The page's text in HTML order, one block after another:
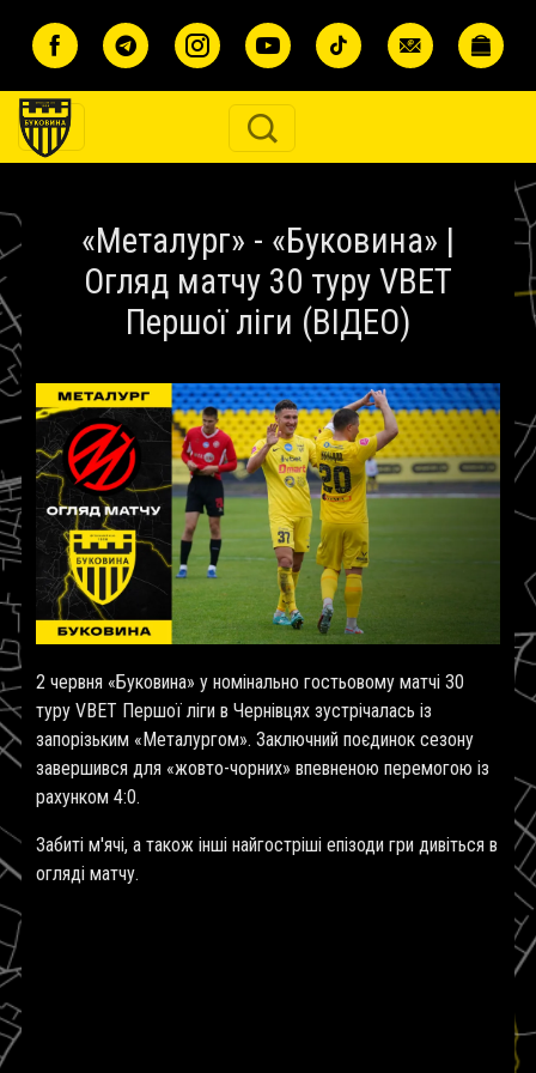
«Металург» - «Буковина» |
Огляд матчу 30 туру VBET
Першої ліги (ВІДЕО)
2 червня «Буковина» у номінально гостьовому матчі 30
туру VBET Першої ліги в Чернівцях зустрічалась із
запорізьким «Металургом». Заключний поєдинок сезону
завершився для «жовто-чорних» впевненою перемогою із
рахунком 4:0.
Забиті м'ячі, а також інші найгостріші епізоди гри дивіться в
огляді матчу.